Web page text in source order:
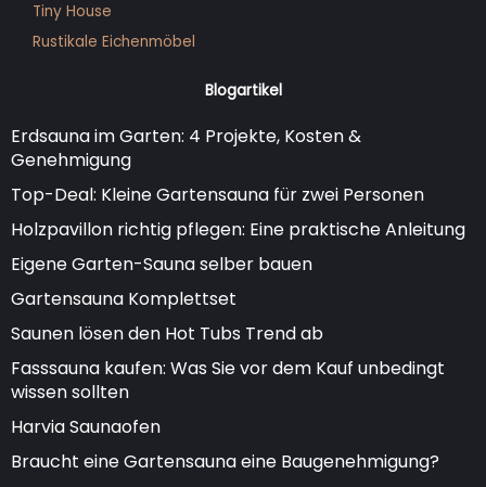
Tiny House
Rustikale Eichenmöbel
Blogartikel
Erdsauna im Garten: 4 Projekte, Kosten &
Genehmigung
Top-Deal: Kleine Gartensauna für zwei Personen
Holzpavillon richtig pflegen: Eine praktische Anleitung
Eigene Garten-Sauna selber bauen
Gartensauna Komplettset
Saunen lösen den Hot Tubs Trend ab
Fasssauna kaufen: Was Sie vor dem Kauf unbedingt
wissen sollten
Harvia Saunaofen
Braucht eine Gartensauna eine Baugenehmigung?